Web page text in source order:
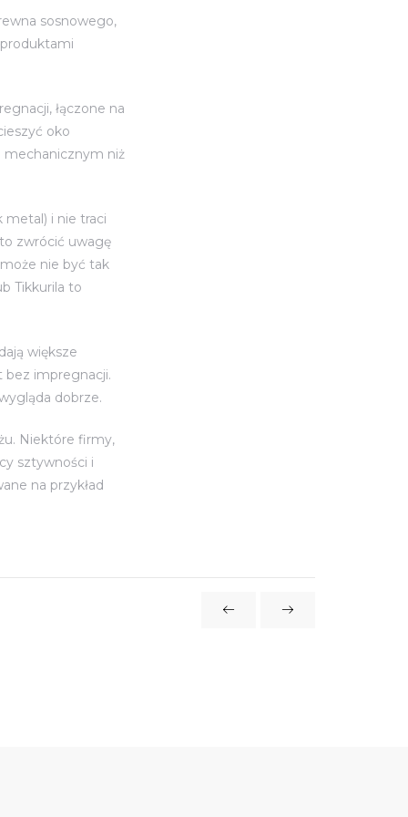
sosnowego,
łączone na
oko
mechanicznym niż
metal) i nie traci
zwrócić uwagę
nie być tak
Tikkurila to
większe
bez impregnacji.
dobrze.
Niektóre firmy,
sztywności i
na przykład